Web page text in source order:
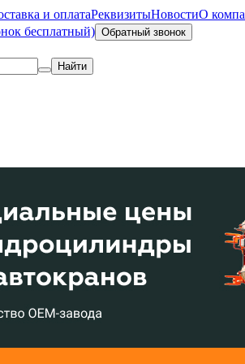
и оплатаРеквизитыНовостиО
бесплатный) Обратный звонок
Найти